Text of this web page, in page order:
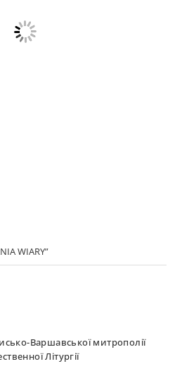
WIARY”
Варшавської митрополії
Літургії